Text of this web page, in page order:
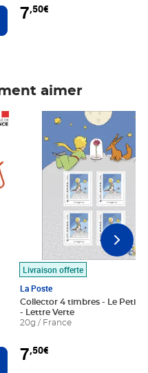
au panier
7,50€
aimer
au panier
Livraison offerte
La Poste
Collector 4 timbres - Le Petit
- Lettre Verte
20g / France
7,50€
Prix 7,50€